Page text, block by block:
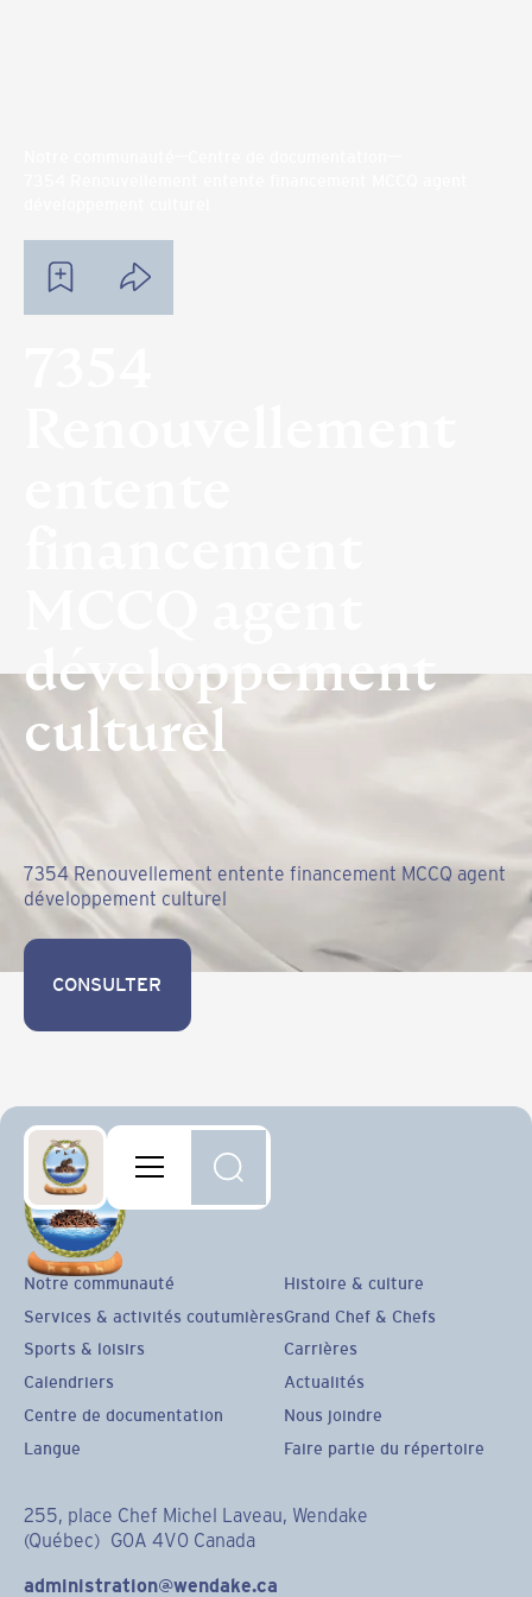
développement
culturel
7354 Renouvellement entente financement MCCQ agent
développement culturel
CONSULTER
CONSULTER
255, place Chef Michel Laveau, Wendake
(Québec) G0A 4V0 Canada
administration@wendake.ca
Notre communauté
Services & activités coutumières
Sports & loisirs
Calendriers
Centre de documentation
Langue
Histoire & culture
Grand Chef & Chefs
Carrières
Actualités
Nous joindre
Faire partie du répertoire